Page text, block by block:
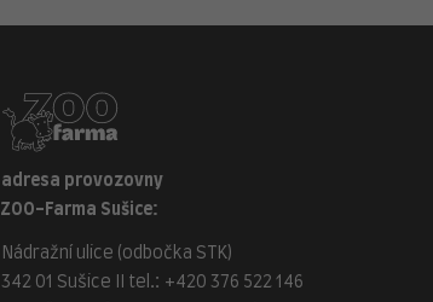
adresa provozovny
ZOO-Farma Sušice:
Nádražní ulice (odbočka STK)
342 01 Sušice II tel.: +420 376 522 146